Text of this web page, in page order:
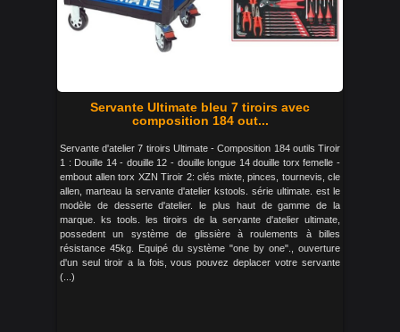
Servante Ultimate bleu 7 tiroirs avec
composition 184 out...
Servante d'atelier 7 tiroirs Ultimate - Composition 184 outils Tiroir
1 : Douille 14 - douille 12 - douille longue 14 douille torx femelle -
embout allen torx XZN Tiroir 2: clés mixte, pinces, tournevis, cle
allen, marteau la servante d'atelier kstools. série ultimate. est le
modèle de desserte d'atelier. le plus haut de gamme de la
marque. ks tools. les tiroirs de la servante d'atelier ultimate,
possedent un système de glissière à roulements à billes
résistance 45kg. Equipé du système "one by one"., ouverture
d'un seul tiroir a la fois, vous pouvez deplacer votre servante
(...)